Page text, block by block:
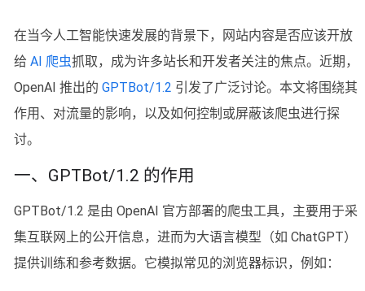
在当今人工智能快速发展的背景下，网站内容是否应该开放
给 AI 爬虫抓取，成为许多站长和开发者关注的焦点。近期，
OpenAI 推出的 GPTBot/1.2 引发了广泛讨论。本文将围绕其
作用、对流量的影响，以及如何控制或屏蔽该爬虫进行探
讨。
一、GPTBot/1.2 的作用
GPTBot/1.2 是由 OpenAI 官方部署的爬虫工具，主要用于采
集互联网上的公开信息，进而为大语言模型（如 ChatGPT）
提供训练和参考数据。它模拟常见的浏览器标识，例如：